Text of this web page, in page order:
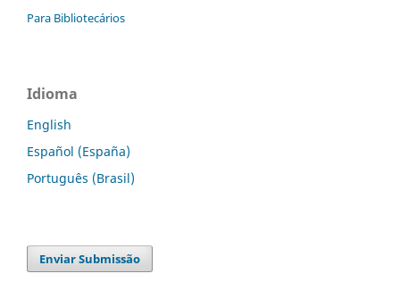
Para Bibliotecários
Idioma
English
Español (España)
Português (Brasil)
Enviar Submissão